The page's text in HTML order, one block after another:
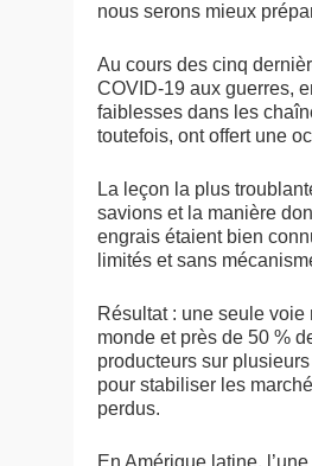
nous serons mieux
Au cours des cinq
COVID-19 aux guerres,
faiblesses dans les
toutefois, ont offert une
La leçon la plus
savions et la manière
engrais étaient bien
limités et sans
Résultat : une seule
monde et près de 50 %
producteurs sur
pour stabiliser les
perdus.